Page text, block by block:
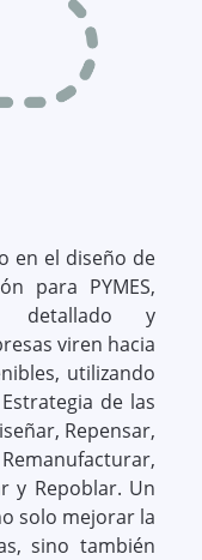
en el diseño de
para PYMES,
detallado y
viren hacia
utilizando
de las
Repensar,
y Repoblar. Un
solo mejorar la
sino también